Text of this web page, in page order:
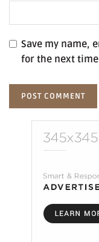
Save my name,
for the next